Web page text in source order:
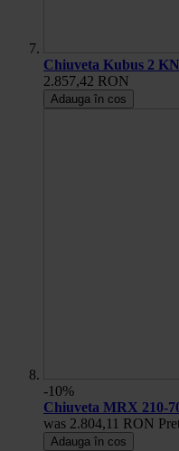
Chiuveta Kubus 2
2.857,42 RON
Adauga în cos
-10%
Chiuveta MRX 210-
was 2.804,11 RON
Adauga în cos